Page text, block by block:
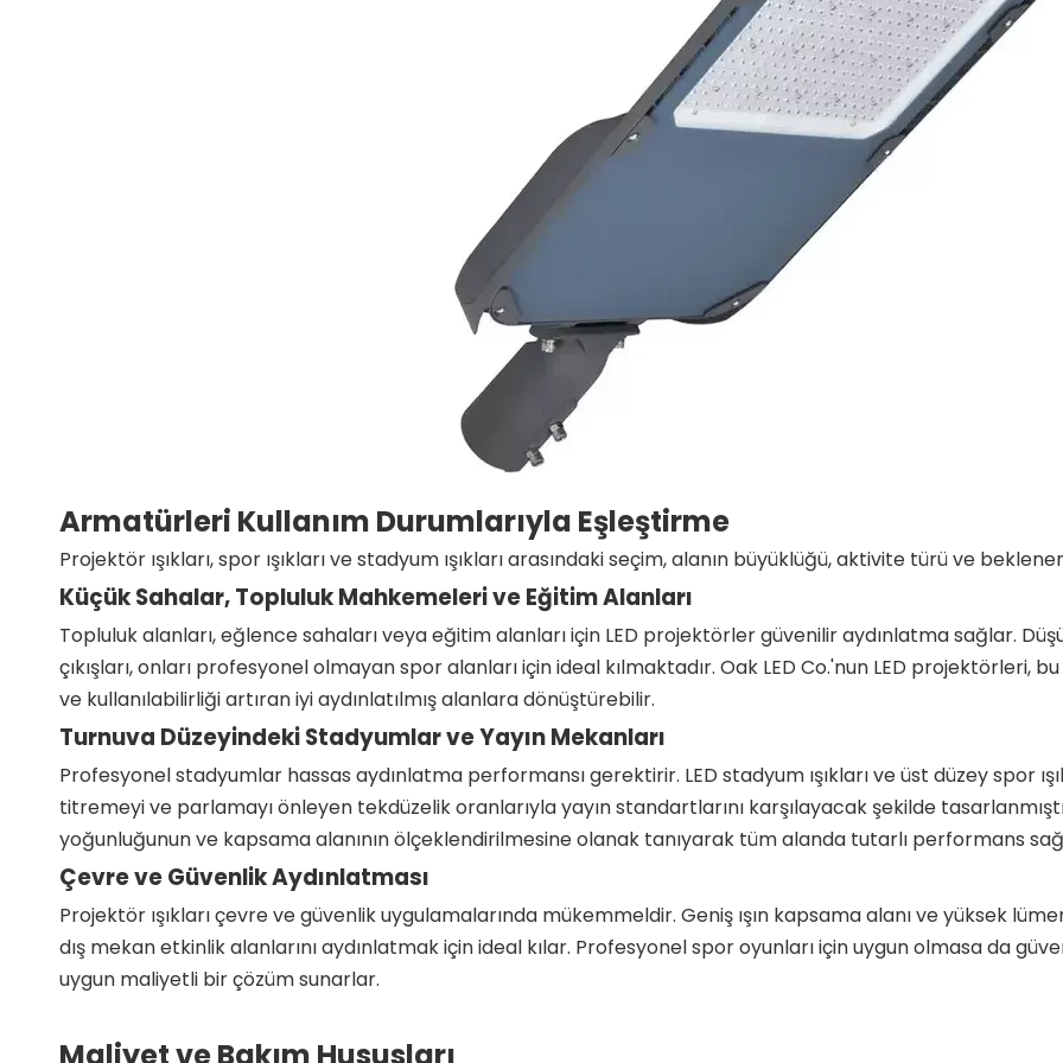
Armatürleri Kullanım Durumlarıyla Eşleştirme
Projektör ışıkları, spor ışıkları ve stadyum ışıkları arasındaki seçim, alanın büyüklüğü, aktivite türü ve
Küçük Sahalar, Topluluk Mahkemeleri ve Eğitim Alanları
Topluluk alanları, eğlence sahaları veya eğitim alanları için LED projektörler güvenilir aydınlatma sağlar.
çıkışları, onları profesyonel olmayan spor alanları için ideal kılmaktadır. Oak LED Co.'nun LED projektörleri,
ve kullanılabilirliği artıran iyi aydınlatılmış alanlara dönüştürebilir.
Turnuva Düzeyindeki Stadyumlar ve Yayın Mekanları
Profesyonel stadyumlar hassas aydınlatma performansı gerektirir. LED stadyum ışıkları ve üst düzey spor
titremeyi ve parlamayı önleyen tekdüzelik oranlarıyla yayın standartlarını karşılayacak şekilde
yoğunluğunun ve kapsama alanının ölçeklendirilmesine olanak tanıyarak tüm alanda tutarlı performans
Çevre ve Güvenlik Aydınlatması
Projektör ışıkları çevre ve güvenlik uygulamalarında mükemmeldir. Geniş ışın kapsama alanı ve yüksek
dış mekan etkinlik alanlarını aydınlatmak için ideal kılar. Profesyonel spor oyunları için uygun olmasa da
uygun maliyetli bir çözüm sunarlar.